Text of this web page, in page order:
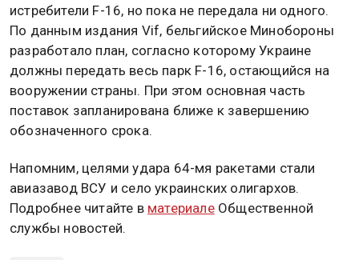
истребители F-16, но пока не передала ни одного.
По данным издания Vif, бельгийское Минобороны
разработало план, согласно которому Украине
должны передать весь парк F-16, остающийся на
вооружении страны. При этом основная часть
поставок запланирована ближе к завершению
обозначенного срока.
Напомним, целями удара 64-мя ракетами стали
авиазавод ВСУ и село украинских олигархов.
Подробнее читайте в материалеОбщественной
службы новостей.